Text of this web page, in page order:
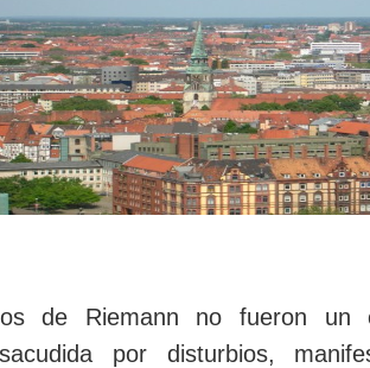
de Riemann no fueron un
por disturbios,